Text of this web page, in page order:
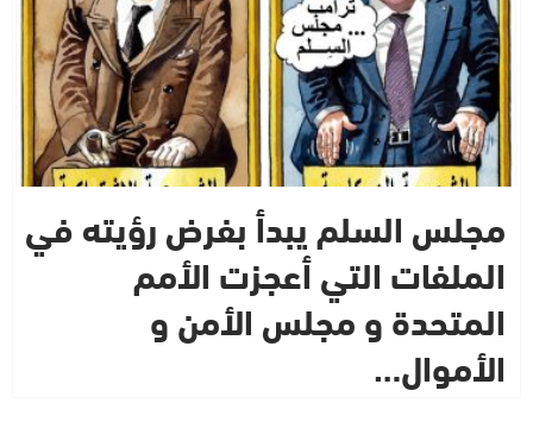
مجلس السلم يبدأ بفرض رؤيته في
الملفات التي أعجزت الأمم
المتحدة و مجلس الأمن و
الأموال…